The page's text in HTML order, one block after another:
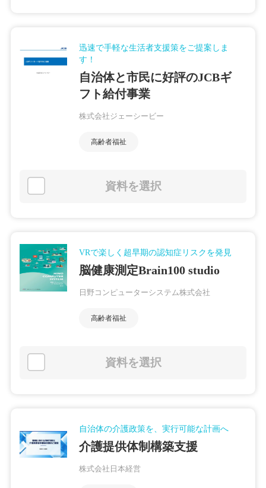
迅速で手軽な生活者支援策をご提案しま
す！
自治体と市民に好評のJCBギ
フト給付事業
株式会社ジェーシービー
高齢者福祉
資料を選択
VRで楽しく超早期の認知症リスクを発見
脳健康測定Brain100 studio
日野コンピューターシステム株式会社
高齢者福祉
資料を選択
自治体の介護政策を、実行可能な計画へ
介護提供体制構築支援
株式会社日本経営